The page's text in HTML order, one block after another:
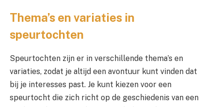
Thema’s en variaties in
speurtochten
Speurtochten zijn er in verschillende thema’s en
variaties, zodat je altijd een avontuur kunt vinden dat
bij je interesses past. Je kunt kiezen voor een
speurtocht die zich richt op de geschiedenis van een